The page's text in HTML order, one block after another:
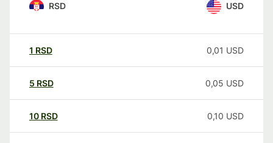
RSD USD
1 RSD 0,01 USD
5 RSD 0,05 USD
10 RSD 0,10 USD